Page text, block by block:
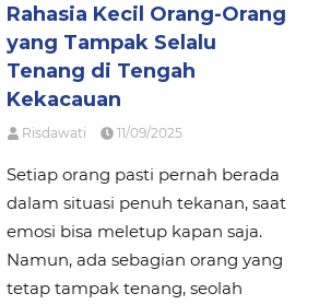
Rahasia Kecil Orang-Orang
yang Tampak Selalu
Tenang di Tengah
Kekacauan
Risdawati 11/09/2025
Setiap orang pasti pernah berada
dalam situasi penuh tekanan, saat
emosi bisa meletup kapan saja.
Namun, ada sebagian orang yang
tetap tampak tenang, seolah